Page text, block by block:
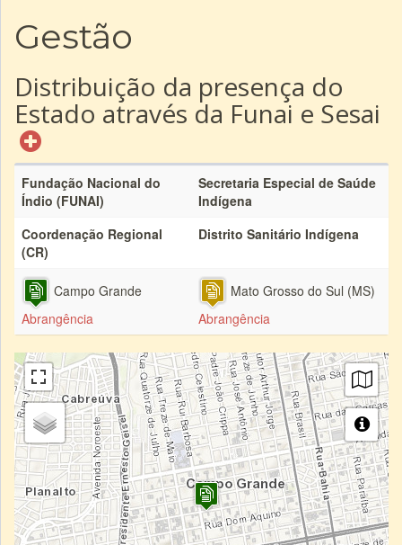
Gestão
Distribuição da presença do
Estado através da Funai e Sesai
Fundação Nacional do
Índio (FUNAI)
Secretaria Especial de Saúde
Indígena
Coordenação Regional
(CR)
Distrito Sanitário Indígena
Campo Grande
Abrangência
Mato Grosso do Sul (MS)
Abrangência